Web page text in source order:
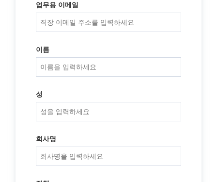
업무용 이메일
이름
성
회사명